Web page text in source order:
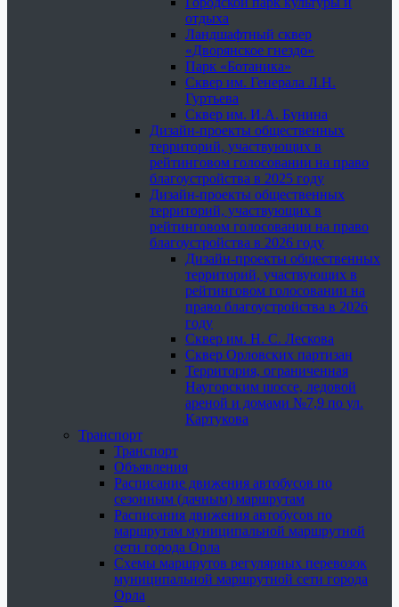
отдыха
Ландшафтный сквер
«Дворянское гнездо»
Парк «Ботаника»
Сквер им. Генерала Л.Н.
Гуртьева
Сквер им. И.А. Бунина
Дизайн-проекты общественных
территорий, участвующих в
рейтинговом голосовании на право
благоустройства в 2025 году
Дизайн-проекты общественных
территорий, участвующих в
рейтинговом голосовании на право
благоустройства в 2026 году
Дизайн-проекты общественных
территорий, участвующих в
рейтинговом голосовании на
право благоустройства в 2026
году
Сквер им. Н. С. Лескова
Сквер Орловских партизан
Территория, ограниченная
Наугорским шоссе, ледовой
ареной и домами №7,9 по ул.
Картукова
Транспорт
Транспорт
Объявления
Расписание движения автобусов по
сезонным (дачным) маршрутам
Расписания движения автобусов по
маршрутам муниципальной маршрутной
сети города Орла
Схемы маршрутов регулярных перевозок
муниципальной маршрутной сети города
Орла